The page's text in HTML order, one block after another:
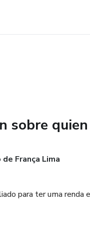
sobre
França Lima
para ter uma renda